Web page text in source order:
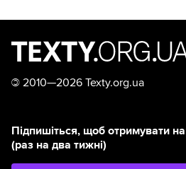
© 2010—2026 Texty.org.ua
Підпишіться, щоб отримувати
(раз на два тижні)